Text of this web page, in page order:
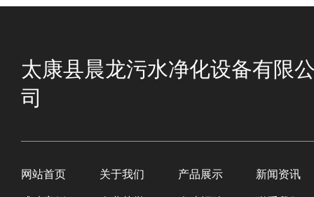
太康县晨龙污水净化设备有限
司
网站首页 关于我们 产品展示 新闻资讯